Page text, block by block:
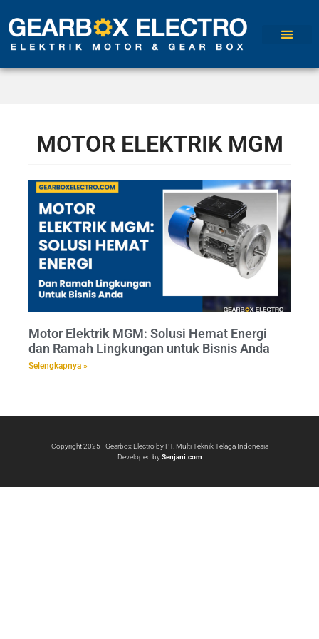
MOTOR ELEKTRIK MGM
Motor Elektrik MGM: Solusi Hemat Energi
dan Ramah Lingkungan untuk Bisnis Anda
Selengkapnya »
Copyright 2025 - Gearbox Electro by PT. Multi Teknik Telaga Indonesia
Developed bySenjani.com